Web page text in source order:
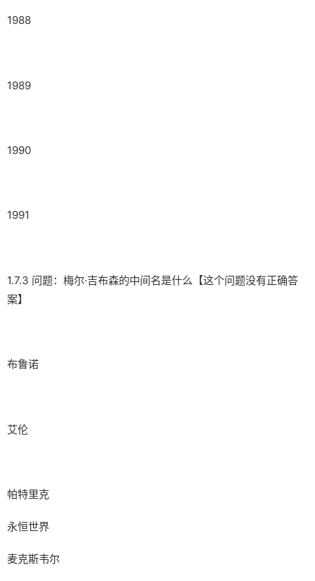
1988
1989
1990
1991
1.7.3 问题：梅尔·吉布森的中间名是什么【这个问题没有正确答
案】
布鲁诺
艾伦
帕特里克
永恒世界
麦克斯韦尔